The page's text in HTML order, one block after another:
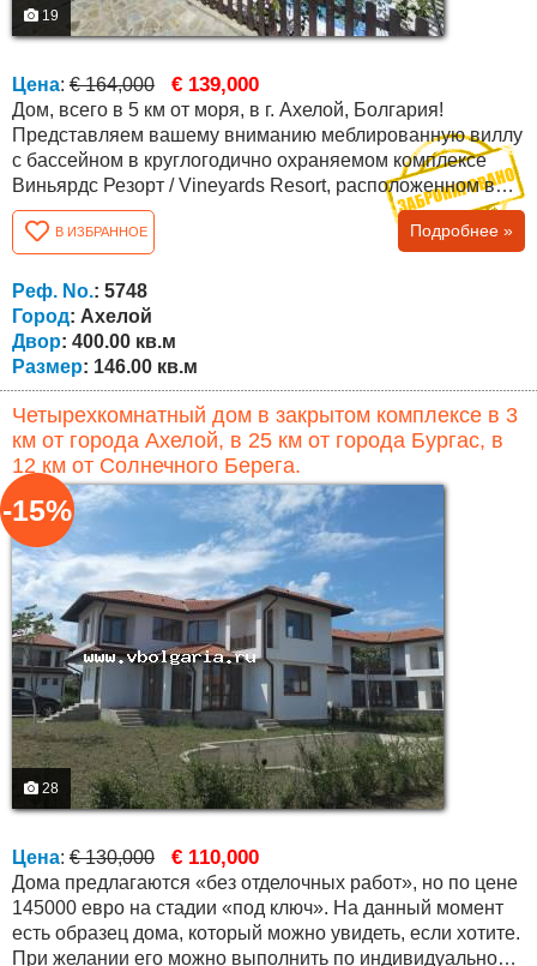
19
Цена: € 164,000 € 139,000
Дом, всего в 5 км от моря, в г. Ахелой, Болгария!
Представляем вашему вниманию меблированную виллу
с бассейном в круглогодично охраняемом комплексе
Виньярдс Резорт / Vineyards Resort, расположенном в
юго-восточной Болгарии, недалеко от моря, городка
Каблешково, а также до курортов поселка Ахелой (в 5 км
от пляжа) и курорта Солнечный Берег (10 мин езды).
Комплекс расположен на красивом холме у подножия
горы Стара планина с прекрасным...
В ИЗБРАННОЕ Подробнее »
Реф. No.: 5748
Город: Ахелой
Двор: 400.00 кв.м
Размер: 146.00 кв.м
Четырехкомнатный дом в закрытом комплексе в 3
км от города Ахелой, в 25 км от города Бургас, в
12 км от Солнечного Берега.
28
-15%
Цена: € 130,000 € 110,000
Дома предлагаются «без отделочных работ», но по цене
145000 евро на стадии «под ключ». На данный момент
есть образец дома, который можно увидеть, если хотите.
При желании его можно выполнить по индивидуальному